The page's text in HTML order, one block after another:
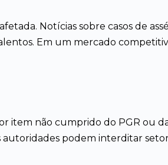
Notícias sobre casos de
Em um mercado
item não cumprido do PGR ou
autoridades podem interditar